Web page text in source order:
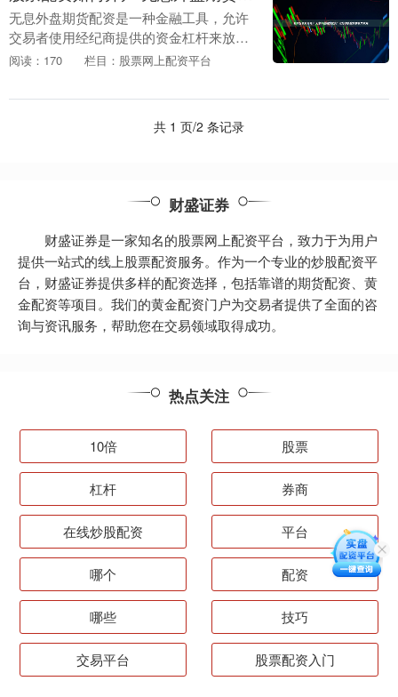
无息外盘期货配资是一种金融工具，允许
交易者使用经纪商提供的资金杠杆来放大
其交易规模。与传统贷款不同，无息配资
充分了解行....
阅读：170 栏目：股票网上配资平台
共 1 页/2 条记录
财盛证券
财盛证券是一家知名的股票网上配资平台，致力于为用户
提供一站式的线上股票配资服务。作为一个专业的炒股配资平
台，财盛证券提供多样的配资选择，包括靠谱的期货配资、黄
金配资等项目。我们的黄金配资门户为交易者提供了全面的咨
询与资讯服务，帮助您在交易领域取得成功。
热点关注
10倍 股票
杠杆 券商
在线炒股配资 平台
哪个 配资
哪些 技巧
交易平台 股票配资入门